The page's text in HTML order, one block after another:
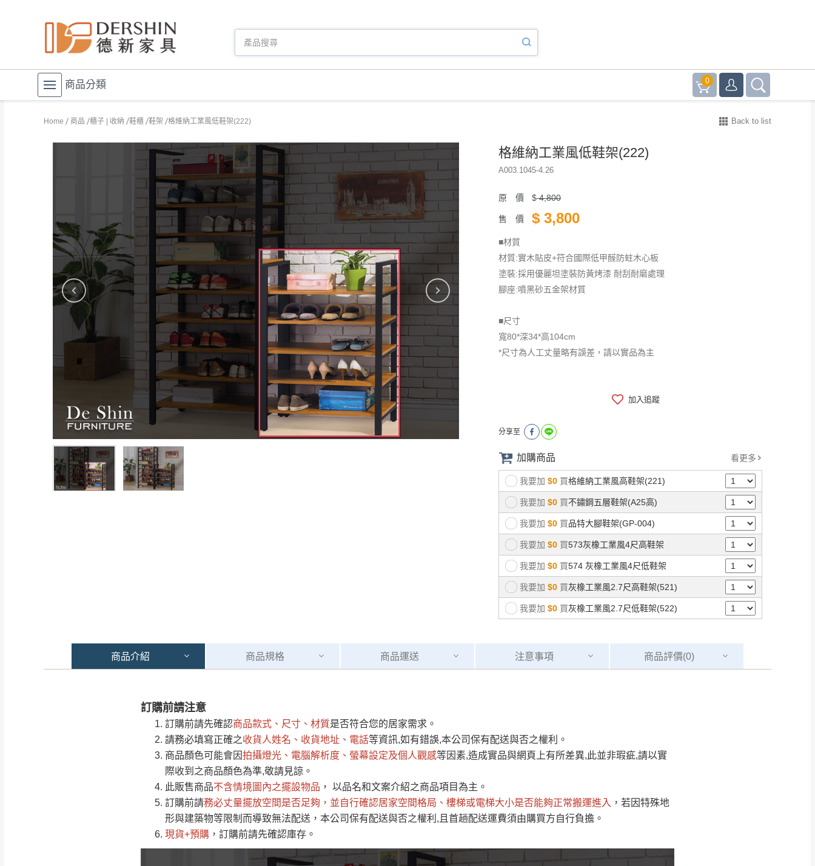
商品分類 0
Home 商品 櫃子 | 收納 鞋櫃 鞋架 格維納工業風低鞋架(222) Back to list
格維納工業風低鞋架(222)
A003.1045-4.26
原 價 $4,800
售 價 $ 3,800
■材質
材質:實木貼皮+符合國際低甲醛防蛀木心板
塗裝:採用優麗坦塗裝防黃烤漆 耐刮耐磨處理
腳座:噴黑砂五金架材質
■尺寸
寬80*深34*高104cm
*尺寸為人工丈量略有誤差，請以實品為主
加入追蹤
分享至
加購商品 看更多
我要加 $0 買格維納工業風高鞋架(221)
我要加 $0 買不鏽鋼五層鞋架(A25高)
我要加 $0 買品特大腳鞋架(GP-004)
我要加 $0 買573灰橡工業風4尺高鞋架
我要加 $0 買574 灰橡工業風4尺低鞋架
我要加 $0 買灰橡工業風2.7尺高鞋架(521)
我要加 $0 買灰橡工業風2.7尺低鞋架(522)
商品介紹 商品規格 商品運送 注意事項 商品評價(0)
訂購前請注意
訂購前請先確認商品款式、尺寸、材質是否符合您的居家需求。
請務必填寫正確之收貨人姓名、收貨地址、電話等資訊,如有錯誤,本公司保有配送與否之權利。
商品顏色可能會因拍攝燈光、電腦解析度、螢幕設定及個人觀感等因素,造成實品與網頁上有所差異,此並非瑕疵,請以實
際收到之商品顏色為準,敬請見諒。
此販售商品不含情境圖內之擺設物品 ， 以品名和文案介紹之商品項目為主。
訂購前請務必丈量擺放空間是否足夠 ，並自行確認居家空間格局、 樓梯或電梯大小是否能夠正常搬運進入 ，若因特殊地
形與建築物等限制而導致無法配送，本公司保有配送與否之權利,且首趟配送運費須由購買方自行負擔。
現貨+預購 ，訂購前請先確認庫存。
運 費 說 明
運送地區
桃園 復興鄉
峨眉鄉、五峰鄉、橫山、北埔鄉、尖石
注意事項：
由於品項繁多，網頁無法及時更新，如有需要購買商品，請於出發前來電或到「官方Line客服」來信確
認商品是否有「現貨」與 「金額」。
若商品價格或庫存有異常，商家有權取消訂單。
接單後二日內(不含例假日)，我們客服會與您電話聯絡或E-Mail通知確認訂單。
（線上客服 LINE → @dershin）
下單前先詢問是否現貨，若未詢問下單後無現貨我們客服會再來電或E-Mail與您聯絡
（洽詢方式請搜尋 Line ID →
運送範圍：限定北至基隆，南至苗栗，偏遠地區恕無法提供運送 (詳見運送規章)。
全部 依評論高至低排列 依評論低至高排列 只顯示附上圖片